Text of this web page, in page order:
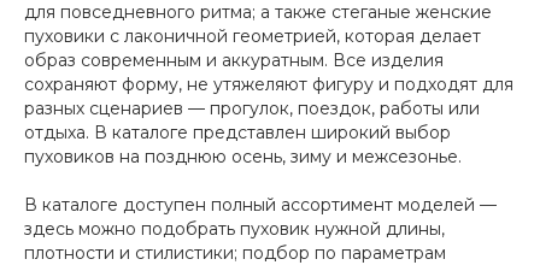
для повседневного ритма; а также стеганые женские
пуховики с лаконичной геометрией, которая делает
образ современным и аккуратным. Все изделия
сохраняют форму, не утяжеляют фигуру и подходят для
разных сценариев — прогулок, поездок, работы или
отдыха. В каталоге представлен широкий выбор
пуховиков на позднюю осень, зиму и межсезонье.
В каталоге доступен полный ассортимент моделей —
здесь можно подобрать пуховик нужной длины,
плотности и стилистики; подбор по параметрам